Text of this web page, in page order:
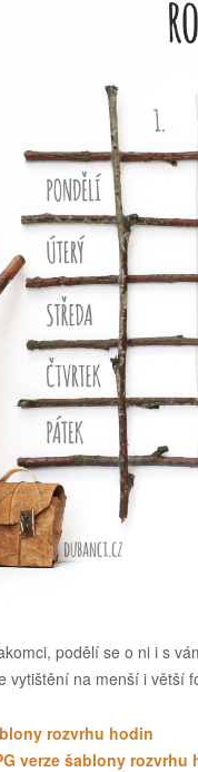
podělí se o ni i s
vytištění na menší i větší
rozvrhu hodin
verze šablony rozvrhu